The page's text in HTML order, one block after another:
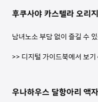
후쿠사야 카스텔라 오
남녀노소 부담 없이 즐길 수
>> 디지털 가이드북에서 보기
우나하우스 달항아리